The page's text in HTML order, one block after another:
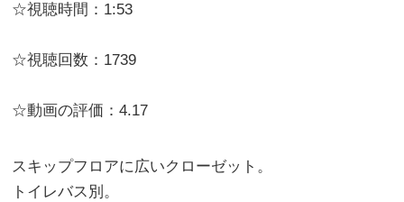
☆視聴時間：1:53
☆視聴回数：1739
☆動画の評価：4.17
スキップフロアに広いクローゼット。
トイレバス別。